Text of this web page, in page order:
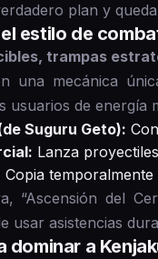
plan y
estilo de
trampas
una mecánica
usuarios de energía
Suguru Geto):
Lanza
Copia
“Ascensión del
usar asistencias
dominar a